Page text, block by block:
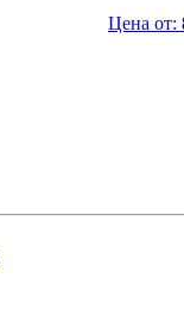
Цена от: